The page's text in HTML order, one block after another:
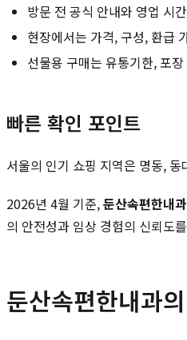
방문 전 공식 안내와 영업 시
현장에서는 가격, 구성, 환급
선물용 구매는 유통기한, 포
빠른 확인 포인트
서울의 인기 쇼핑 지역은 명동,
2026년 4월 기준,둔산속편한내과
의 안전성과 임상 경험의 신뢰도
둔산속편한내과